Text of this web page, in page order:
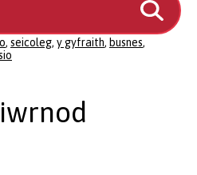
, seicoleg, y gyfraith, busnes,